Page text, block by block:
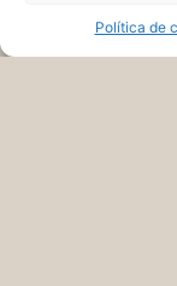
Política de